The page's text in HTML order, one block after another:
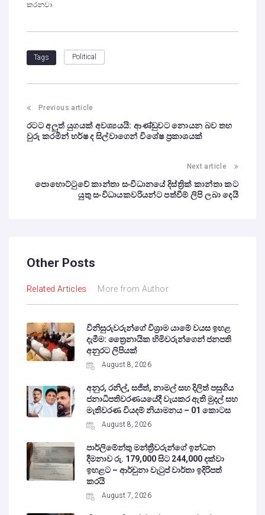
කරනවා.
Tags Political
Previous article
රටට අලුත් යුගයක් අවශ්‍යයයි: ආණ්ඩුවට නොයන බව තහ
වුරු කරමින් හර්ෂ ද සිල්වාගෙන් විශේෂ ප්‍රකාශයක්
Next article
පොහොට්ටුවේ කාන්තා සංවිධානයේ දිස්ත්‍රික් කාන්තා කට
යුතු සංවිධායකවරියන්ට පත්වීම් ලිපි ලබා දෙයි
Other Posts
Related Articles More from Author
විනිසුරුවරුන්ගේ විශ්‍රාම යාමේ වයස ඉහළ
දැමීම: ත්‍රෛනායික හිමිවරුන්ගෙන් ජනපති
අනුරට ලිපියක්
August 8, 2026
අනුර, රනිල්, සජිත්, නාමල් සහ දිලිත් පසුගිය
ජනාධිපතිවරණයයේදී වැයකර ඇති මුදල් සහ
මැතිවරණ වියදම් නියාමනය – 01 කොටස
August 8, 2026
පාර්ලිමේන්තු මන්ත්‍රීවරුන්ගේ ඉන්ධන
දීමනාව රු. 179,000 සිට 244,000 දක්වා
ඉහළට – ආර්චුනා වැටුප් වාර්තා ඉදිරිපත්
කරයි
August 7, 2026